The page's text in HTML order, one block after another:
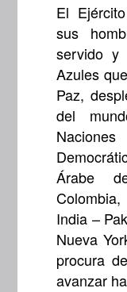
El
sus
servido y
Azules
Paz,
del
Árabe
India –
Nueva
procura
avanzar